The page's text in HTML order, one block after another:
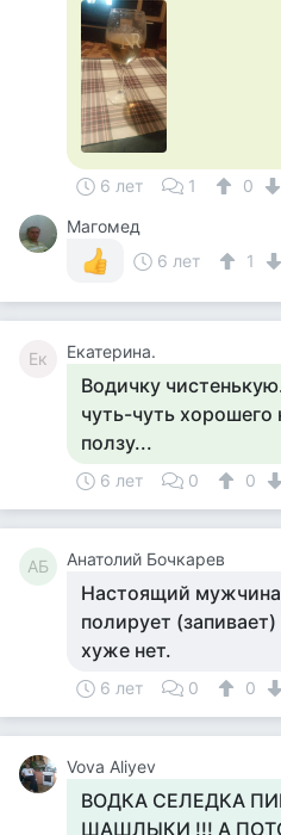
6 лет 1
0
Магомед
6 лет
1
Ек Екатерина.
Водичку
чуть-чуть хорошего
ползу...
6 лет 0 0
АБ Анатолий Бочкарев
Настоящий мужчина
полирует
хуже нет.
6 лет 0 0
Vova Aliyev
ВОДКА СЕЛЕДКА
ШАШЛЫКИ !!! А